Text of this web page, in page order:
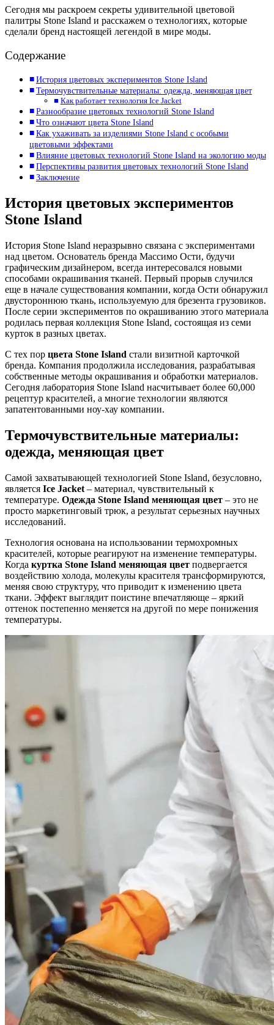
Сегодня мы раскроем секреты удивительной цветовой
палитры Stone Island и расскажем о технологиях, которые
сделали бренд настоящей легендой в мире моды.
Содержание
История цветовых экспериментов Stone Island
Термочувствительные материалы: одежда, меняющая цвет
Как работает технология Ice Jacket
Разнообразие цветовых технологий Stone Island
Что означают цвета Stone Island
Как ухаживать за изделиями Stone Island с особыми
цветовыми эффектами
Влияние цветовых технологий Stone Island на экологию моды
Перспективы развития цветовых технологий Stone Island
Заключение
История цветовых экспериментов
Stone Island
История Stone Island неразрывно связана с экспериментами
над цветом. Основатель бренда Массимо Ости, будучи
графическим дизайнером, всегда интересовался новыми
способами окрашивания тканей. Первый прорыв случился
еще в начале существования компании, когда Ости обнаружил
двустороннюю ткань, используемую для брезента грузовиков.
После серии экспериментов по окрашиванию этого материала
родилась первая коллекция Stone Island, состоящая из семи
курток в разных цветах.
С тех пор цвета Stone Island стали визитной карточкой
бренда. Компания продолжила исследования, разрабатывая
собственные методы окрашивания и обработки материалов.
Сегодня лаборатория Stone Island насчитывает более 60,000
рецептур красителей, а многие технологии являются
запатентованными ноу-хау компании.
Термочувствительные материалы:
одежда, меняющая цвет
Самой захватывающей технологией Stone Island, безусловно,
является Ice Jacket – материал, чувствительный к
температуре. Одежда Stone Island меняющая цвет – это не
просто маркетинговый трюк, а результат серьезных научных
исследований.
Технология основана на использовании термохромных
красителей, которые реагируют на изменение температуры.
Когда куртка Stone Island меняющая цвет подвергается
воздействию холода, молекулы красителя трансформируются,
меняя свою структуру, что приводит к изменению цвета
ткани. Эффект выглядит поистине впечатляюще – яркий
оттенок постепенно меняется на другой по мере понижения
температуры.